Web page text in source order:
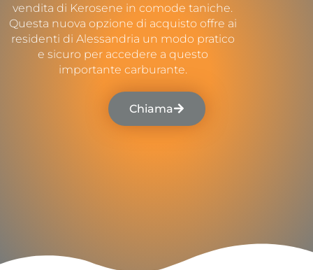
vendita di Kerosene in comode taniche.
Questa nuova opzione di acquisto offre ai
residenti di Alessandria un modo pratico
e sicuro per accedere a questo
importante carburante.
Chiama